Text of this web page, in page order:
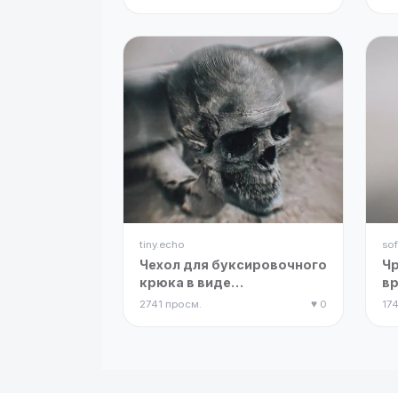
tiny.echo
Чехол для буксировочного
крюка в виде
человеческого черепа
2741 просм. ♥ 0